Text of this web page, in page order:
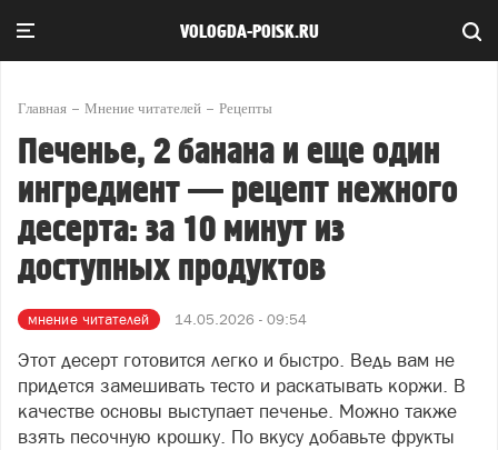
VOLOGDA-POISK.RU
Главная Мнение читателей Рецепты
Печенье, 2 банана и еще один
ингредиент — рецепт нежного
десерта: за 10 минут из
доступных продуктов
мнение читателей 14.05.2026 - 09:54
Этот десерт готовится легко и быстро. Ведь вам не
придется замешивать тесто и раскатывать коржи. В
качестве основы выступает печенье. Можно также
взять песочную крошку. По вкусу добавьте фрукты